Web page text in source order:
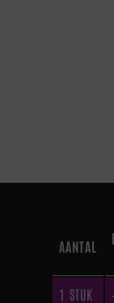
AANTAL
1 STUK